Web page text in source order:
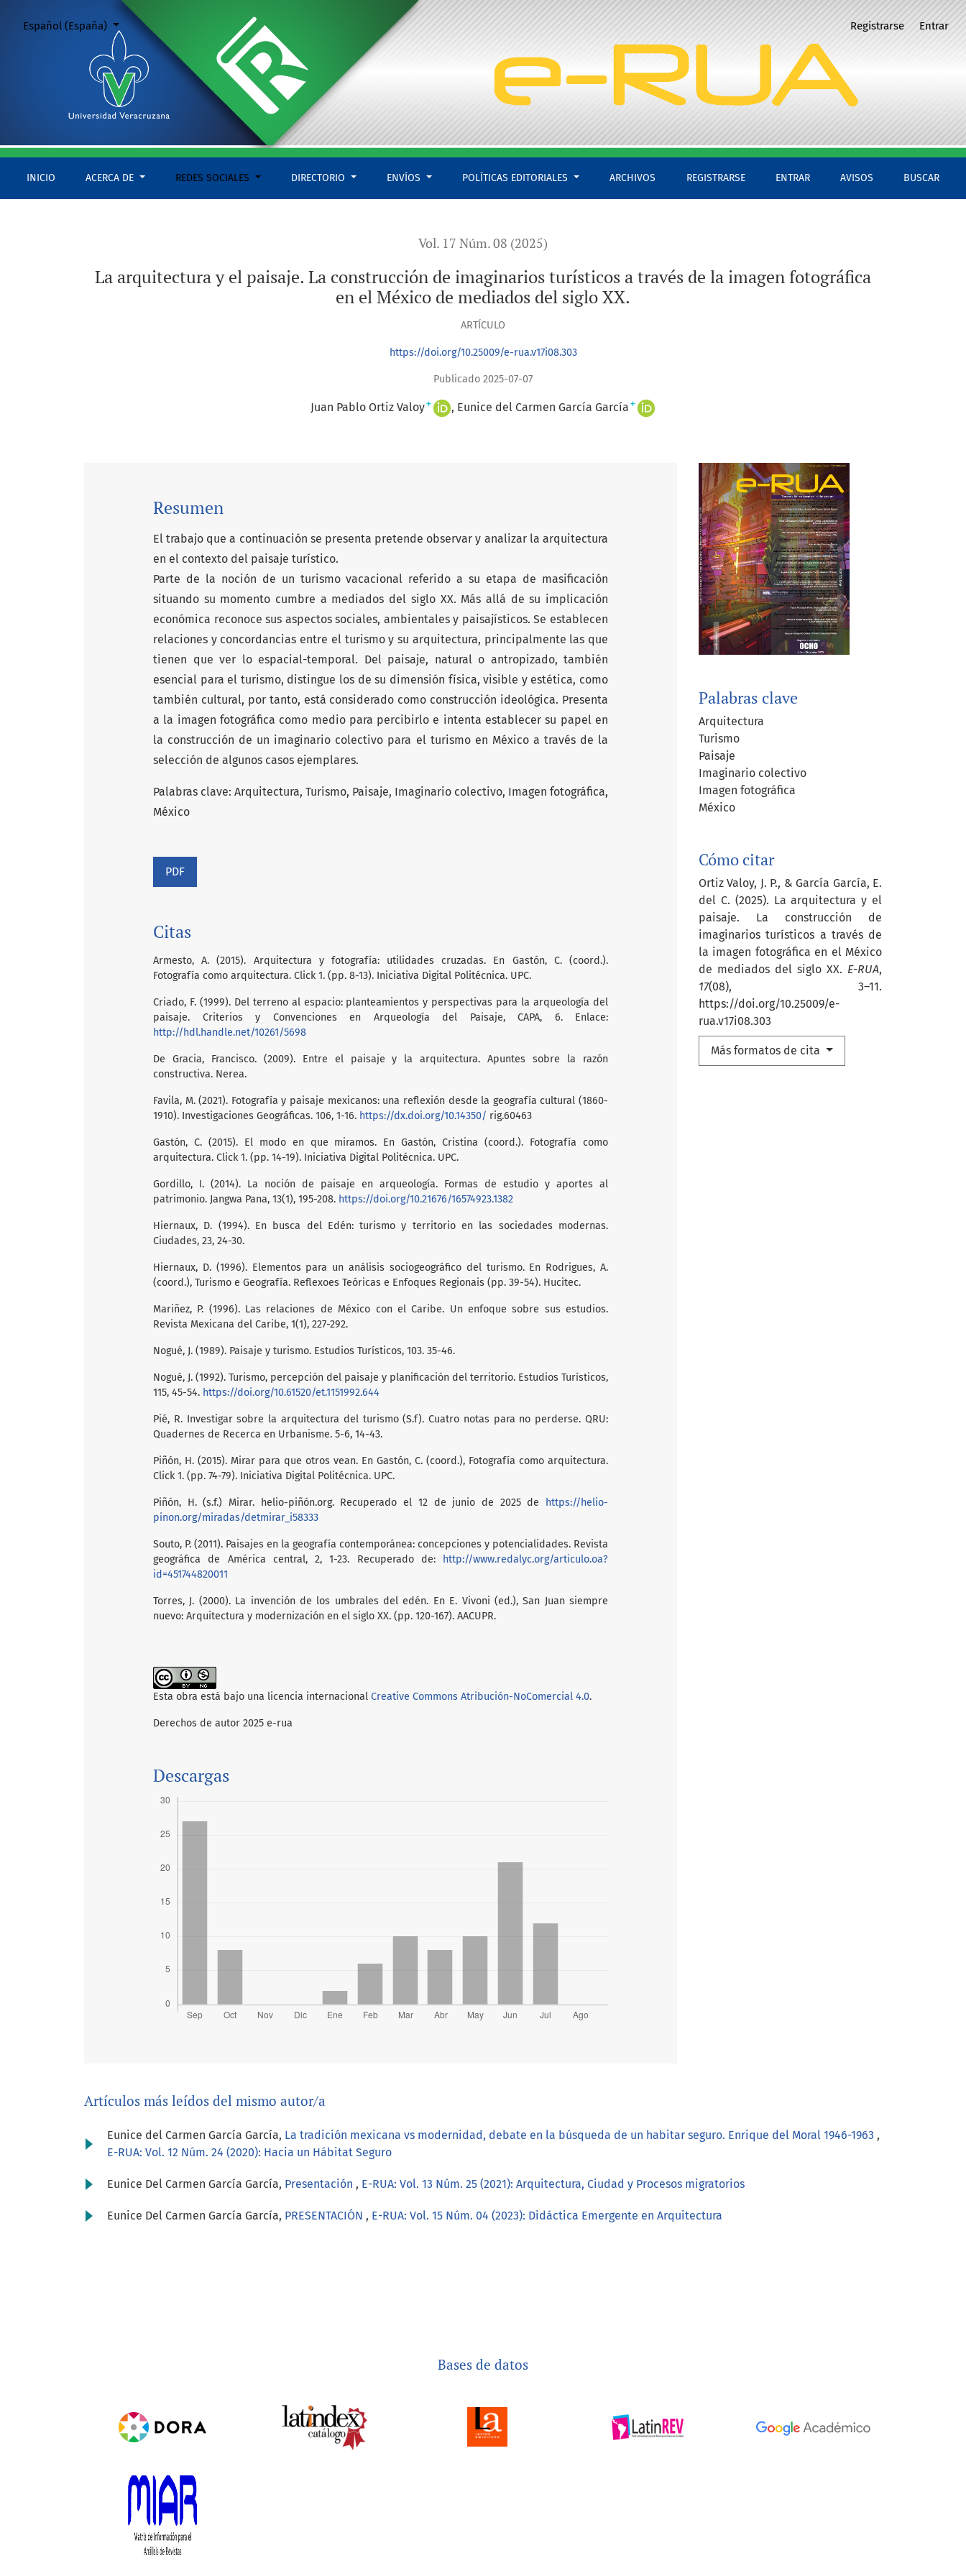
La arquitectura y el paisaje. La construcción de imaginarios turísticos a través de la imagen fotográfica en el México de mediados del siglo XX.
INICIO ACERCA DE REDES SOCIALES DIRECTORIO ENVÍOS POLÍTICAS EDITORIALES ARCHIVOS REGISTRARSE ENTRAR AVISOS BUSCAR
Registrarse Entrar
Cambiar el idioma. El actual es:
Español (España)
Vol. 17 Núm. 08 (2025)
La arquitectura y el paisaje. La construcción de imaginarios turísticos a través de la imagen fotográfica
en el México de mediados del siglo XX.
ARTÍCULO
https://doi.org/10.25009/e-rua.v17i08.303
Publicado 2025-07-07
Juan Pablo Ortiz Valoy+ Eunice del Carmen García García +
Palabras clave
Arquitectura
Turismo
Paisaje
Imaginario colectivo
Imagen fotográfica
México
Cómo citar
Ortiz Valoy, J. P., & García García, E.
del C. (2025). La arquitectura y el
paisaje. La construcción de
imaginarios turísticos a través de
la imagen fotográfica en el México
de mediados del siglo XX. E-RUA,
17(08), 3–11.
https://doi.org/10.25009/e-
rua.v17i08.303
Más formatos de cita
Resumen
El trabajo que a continuación se presenta pretende observar y analizar la arquitectura
en el contexto del paisaje turístico.
Parte de la noción de un turismo vacacional referido a su etapa de masificación
situando su momento cumbre a mediados del siglo XX. Más allá de su implicación
económica reconoce sus aspectos sociales, ambientales y paisajísticos. Se establecen
relaciones y concordancias entre el turismo y su arquitectura, principalmente las que
tienen que ver lo espacial-temporal. Del paisaje, natural o antropizado, también
esencial para el turismo, distingue los de su dimensión física, visible y estética, como
también cultural, por tanto, está considerado como construcción ideológica. Presenta
a la imagen fotográfica como medio para percibirlo e intenta establecer su papel en
la construcción de un imaginario colectivo para el turismo en México a través de la
selección de algunos casos ejemplares.
Palabras clave: Arquitectura, Turismo, Paisaje, Imaginario colectivo, Imagen fotográfica,
México
PDF
Citas
Armesto, A. (2015). Arquitectura y fotografía: utilidades cruzadas. En Gastón, C. (coord.).
Fotografía como arquitectura. Click 1. (pp. 8-13). Iniciativa Digital Politécnica. UPC.
Criado, F. (1999). Del terreno al espacio: planteamientos y perspectivas para la arqueología del
paisaje. Criterios y Convenciones en Arqueología del Paisaje, CAPA, 6. Enlace:
http://hdl.handle.net/10261/5698
De Gracia, Francisco. (2009). Entre el paisaje y la arquitectura. Apuntes sobre la razón
constructiva. Nerea.
Favila, M. (2021). Fotografía y paisaje mexicanos: una reflexión desde la geografía cultural (1860-
1910). Investigaciones Geográficas. 106, 1-16. https://dx.doi.org/10.14350/ rig.60463
Gastón, C. (2015). El modo en que miramos. En Gastón, Cristina (coord.). Fotografía como
arquitectura. Click 1. (pp. 14-19). Iniciativa Digital Politécnica. UPC.
Gordillo, I. (2014). La noción de paisaje en arqueología. Formas de estudio y aportes al
patrimonio. Jangwa Pana, 13(1), 195-208. https://doi.org/10.21676/16574923.1382
Hiernaux, D. (1994). En busca del Edén: turismo y territorio en las sociedades modernas.
Ciudades, 23, 24-30.
Hiernaux, D. (1996). Elementos para un análisis sociogeográfico del turismo. En Rodrigues, A.
(coord.), Turismo e Geografía. Reflexoes Teóricas e Enfoques Regionais (pp. 39-54). Hucitec.
Mariñez, P. (1996). Las relaciones de México con el Caribe. Un enfoque sobre sus estudios.
Revista Mexicana del Caribe, 1(1), 227-292.
Nogué, J. (1989). Paisaje y turismo. Estudios Turísticos, 103. 35-46.
Nogué, J. (1992). Turismo, percepción del paisaje y planificación del territorio. Estudios Turísticos,
115, 45-54. https://doi.org/10.61520/et.1151992.644
Pié, R. Investigar sobre la arquitectura del turismo (S.f). Cuatro notas para no perderse. QRU:
Quadernes de Recerca en Urbanisme. 5-6, 14-43.
Piñón, H. (2015). Mirar para que otros vean. En Gastón, C. (coord.), Fotografía como arquitectura.
Click 1. (pp. 74-79). Iniciativa Digital Politécnica. UPC.
Piñón, H. (s.f.) Mirar. helio-piñón.org. Recuperado el 12 de junio de 2025 de
https://helio-
pinon.org/miradas/detmirar_i58333
Souto, P. (2011). Paisajes en la geografía contemporánea: concepciones y potencialidades. Revista
geográfica de América central, 2, 1-23. Recuperado de:
http://www.redalyc.org/articulo.oa?
id=451744820011
Torres, J. (2000). La invención de los umbrales del edén. En E. Vivoni (ed.), San Juan siempre
nuevo: Arquitectura y modernización en el siglo XX. (pp. 120-167). AACUPR.
Esta obra está bajo una licencia internacional Creative Commons Atribución-NoComercial 4.0.
Derechos de autor 2025 e-rua
Descargas
Artículos más leídos del mismo autor/a
Eunice del Carmen García García, La tradición mexicana vs modernidad, debate en la búsqueda de un habitar seguro. Enrique del Moral 1946-1963 ,
E-RUA: Vol. 12 Núm. 24 (2020): Hacia un Hábitat Seguro
Eunice Del Carmen García García, Presentación , E-RUA: Vol. 13 Núm. 25 (2021): Arquitectura, Ciudad y Procesos migratorios
Eunice Del Carmen García García, PRESENTACIÓN , E-RUA: Vol. 15 Núm. 04 (2023): Didáctica Emergente en Arquitectura
Bases de datos